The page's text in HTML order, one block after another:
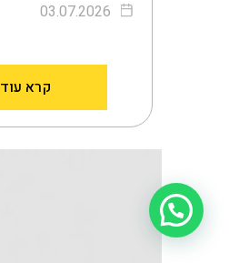
03.07.2026
קרא עוד